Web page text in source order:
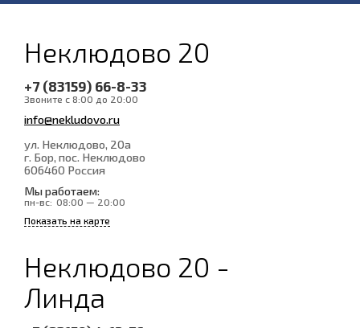
Неклюдово 20
+7 (83159) 66-8-33
Звоните с 8:00 до 20:00
info@nekludovo.ru
ул. Неклюдово, 20а
г. Бор, пос. Неклюдово
606460 Россия
Мы работаем:
пн-вс: 08:00 — 20:00
Показать на карте
Неклюдово 20 -
Линда